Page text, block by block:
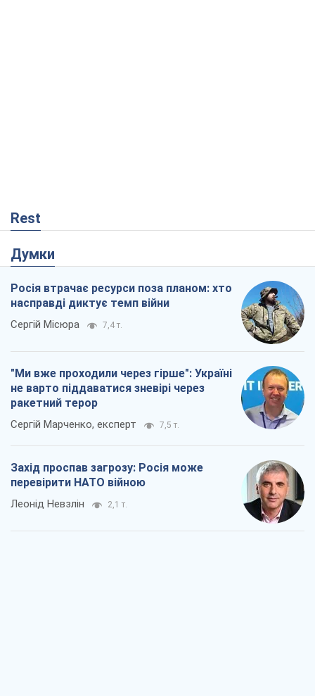
Rest
Думки
Росія втрачає ресурси поза планом: хто
насправді диктує темп війни
Сергій Місюра 7,4 т.
"Ми вже проходили через гірше": Україні
не варто піддаватися зневірі через
ракетний терор
Сергій Марченко, експерт 7,5 т.
Захід проспав загрозу: Росія може
перевірити НАТО війною
Леонід Невзлін 2,1 т.